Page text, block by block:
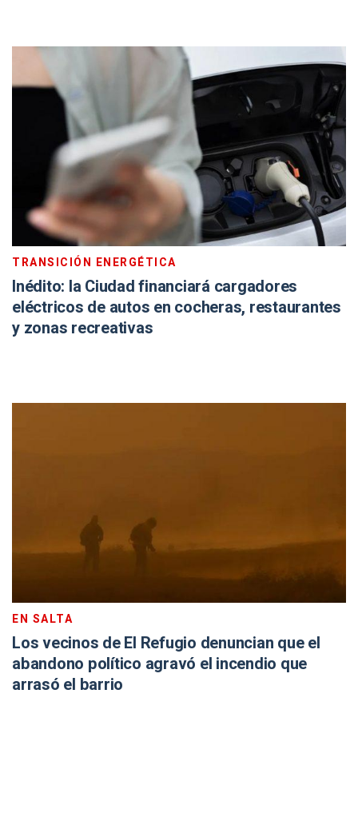
TRANSICIÓN ENERGÉTICA
Inédito: la Ciudad financiará cargadores
eléctricos de autos en cocheras, restaurantes
y zonas recreativas
EN SALTA
Los vecinos de El Refugio denuncian que el
abandono político agravó el incendio que
arrasó el barrio